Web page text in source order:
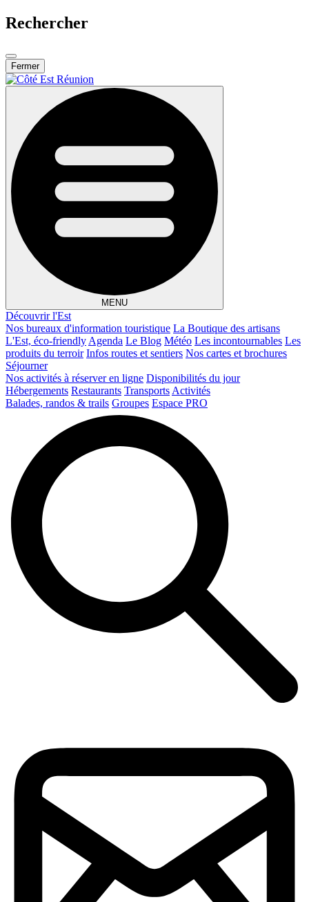
Rechercher
Fermer
MENU
Découvrir l'Est
Nos bureaux d'information touristique La Boutique des artisans
L'Est, éco-friendly Agenda Le Blog Météo Les incontournables Les
produits du terroir Infos routes et sentiers Nos cartes et brochures
Séjourner
Nos activités à réserver en ligne Disponibilités du jour
Hébergements Restaurants Transports Activités
Balades, randos & trails Groupes Espace PRO